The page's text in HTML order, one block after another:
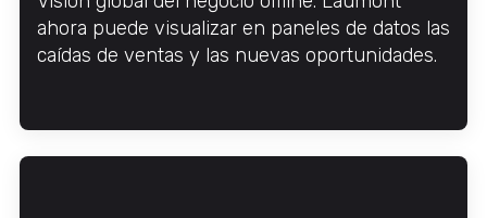
ahora puede visualizar en paneles de datos las
caídas de ventas y las nuevas oportunidades.